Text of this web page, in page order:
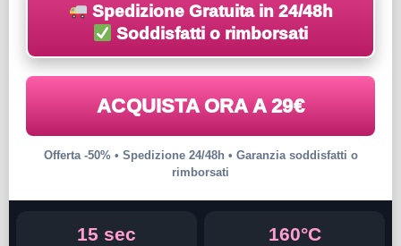
Spedizione Gratuita in 24/48h
Soddisfatti o rimborsati
ACQUISTA ORA A 29€
Offerta -50% • Spedizione 24/48h • Garanzia soddisfatti o
rimborsati
15 sec 160°C